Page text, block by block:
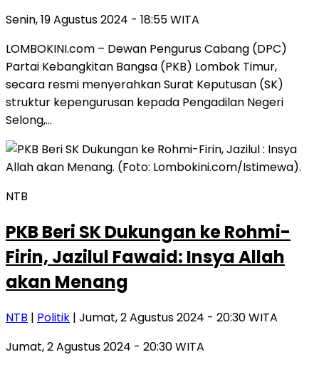
Senin, 19 Agustus 2024 - 18:55 WITA
LOMBOKINI.com – Dewan Pengurus Cabang (DPC)
Partai Kebangkitan Bangsa (PKB) Lombok Timur,
secara resmi menyerahkan Surat Keputusan (SK)
struktur kepengurusan kepada Pengadilan Negeri
Selong,…
NTB
PKB Beri SK Dukungan ke Rohmi-
Firin, Jazilul Fawaid: Insya Allah
akan Menang
NTB | Politik | Jumat, 2 Agustus 2024 - 20:30 WITA
Jumat, 2 Agustus 2024 - 20:30 WITA